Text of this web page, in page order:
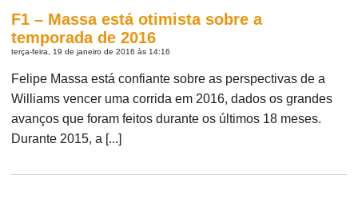
F1 – Massa está otimista sobre a
temporada de 2016
terça-feira, 19 de janeiro de 2016 às 14:16
Felipe Massa está confiante sobre as perspectivas de a
Williams vencer uma corrida em 2016, dados os grandes
avanços que foram feitos durante os últimos 18 meses.
Durante 2015, a [...]